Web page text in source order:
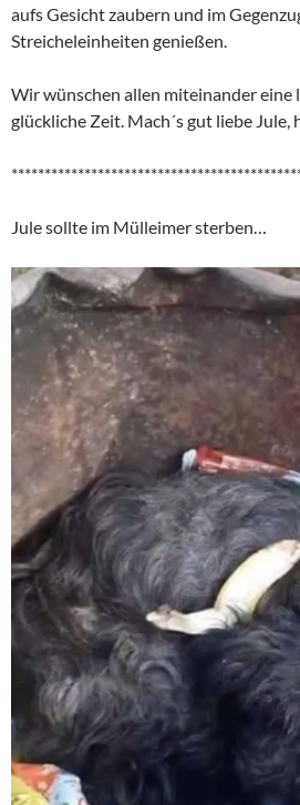
aufs Gesicht zaubern und im
Streicheleinheiten genießen.
Wir wünschen allen miteinander eine
glückliche Zeit. Mach´s gut liebe Jule,
Jule sollte im Mülleimer sterben…